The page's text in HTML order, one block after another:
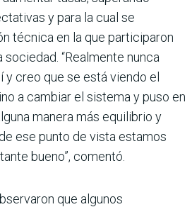
y para la cual se
técnica en la que parti­ciparon
“Realmente nunca
y creo que se está viendo el
a cambiar el sistema y puso en
manera más equilibrio y
ese punto de vista estamos
bueno”, comentó.
que algunos